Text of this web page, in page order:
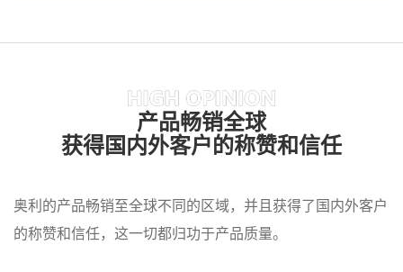
产品畅销全球
获得国内外客户的称赞和信任
奥利的产品畅销至全球不同的区域，并且获得了国内外客户
的称赞和信任，这一切都归功于产品质量。